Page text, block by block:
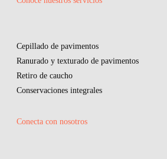
Cepillado de pavimentos
Ranurado y texturado de pavimentos
Retiro de caucho
Conservaciones integrales
Conecta con nosotros